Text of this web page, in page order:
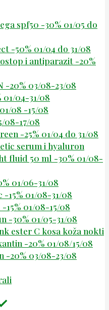
spf50 -30% 01/05 do
-50% 01/04 do 31/08
i antiparazit -20%
-20% 03/08-23/08
01/04-31/08
08 -15/08
08-17/08
-25% 01/04 do 31/08
serum i hyaluron
fluid 50 ml -30% 01/08-
01/06-31/08
15% 01/08-31/08
15% 01/08-15/08
-30% 01/05-31/08
ester C kosa koža nokti
-20% 01/08/15/08
-20% 03/08-23/08